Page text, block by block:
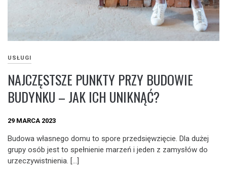
USŁUGI
NAJCZĘSTSZE PUNKTY PRZY BUDOWIE
BUDYNKU – JAK ICH UNIKNĄĆ?
29 MARCA 2023
Budowa własnego domu to spore przedsięwzięcie. Dla dużej
grupy osób jest to spełnienie marzeń i jeden z zamysłów do
urzeczywistnienia. […]